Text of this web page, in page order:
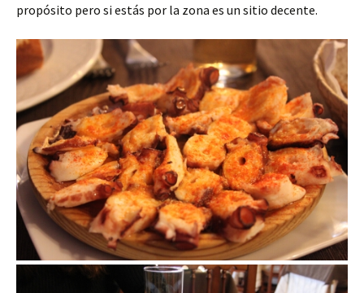
propósito pero si estás por la zona es un sitio decente.